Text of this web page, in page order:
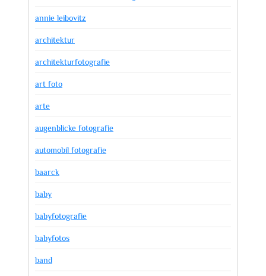
annie leibovitz
architektur
architekturfotografie
art foto
arte
augenblicke fotografie
automobil fotografie
baarck
baby
babyfotografie
babyfotos
band